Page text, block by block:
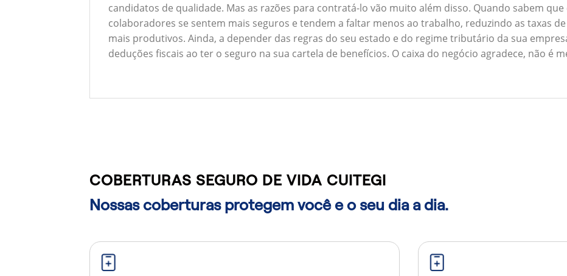
candidatos de qualidade. Mas as razões para contratá-lo vão muito além disso. Quando sabem
colaboradores se sentem mais seguros e tendem a faltar menos ao trabalho, reduzindo as taxas
mais produtivos. Ainda, a depender das regras do seu estado e do regime tributário da sua
deduções fiscais ao ter o seguro na sua cartela de benefícios. O caixa do negócio agradece, não é
COBERTURAS SEGURO DE VIDA CUITEGI
Nossas coberturas protegem você e o seu dia a dia.